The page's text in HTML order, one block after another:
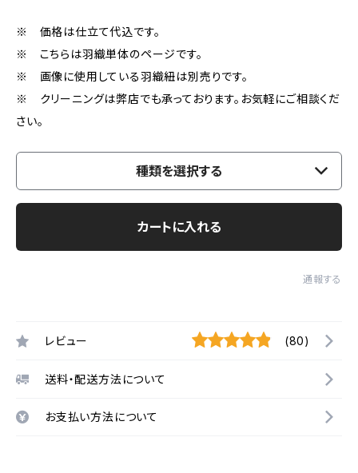
※ 価格は仕立て代込です。
※ こちらは羽織単体のページです。
※ 画像に使用している羽織紐は別売りです。
※ クリーニングは弊店でも承っております。お気軽にご相談くだ
さい。
種類を選択する
カートに入れる
通報する
レビュー (80)
送料・配送方法について
お支払い方法について